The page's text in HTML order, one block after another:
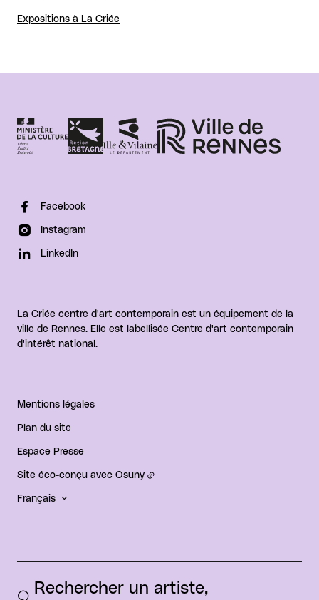
Expositions à La Criée
Facebook
Instagram
LinkedIn
La Criée centre d'art contemporain est un équipement de la
ville de Rennes. Elle est labellisée Centre d'art contemporain
d'intérêt national.
Mentions légales
Plan du site
Espace Presse
Site éco-conçu avec Osuny
Français
Rechercher un artiste,